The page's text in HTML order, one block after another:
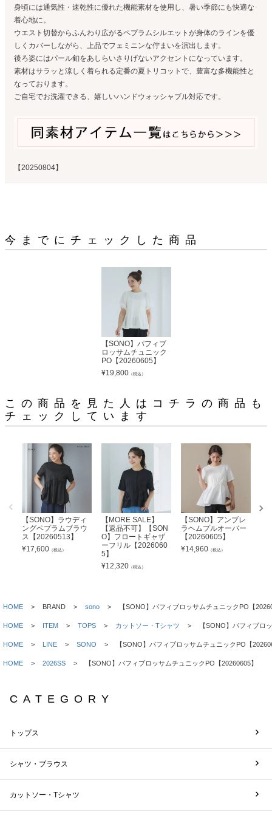
身頃には通気性・速乾性に優れた機能素材を使用し、暑い季節にも快適な
着心地に。
ウエスト切替からふんわり広がるペプラムシルエットが身体のラインを優
しくカバーしながら、上品でフェミニンな佇まいを演出します。
後ろ姿にはパール釦をあしらいさりげないアクセントになっています。
素材はサラッと涼しく着られる定番の夏トリコットで、豊富な多機能性と
なっております。
ご自宅でお洗濯できる、嬉しいハンドウォッシャブル対応です。
【20250804】
今までにチェックした商品
【SONO】パフィブ
ロッサムチュニック
PO【20260605】
¥19,800（税込）
この商品を見た人はコチラの商品も
チェックしています
【SONO】ラウディ
ングペプラムブラウ
ス【20260513】
¥17,600 （税込）
【MORE SALE】
【返品不可】【SON
O】フロートギャザ
ーフリル【2026060
5】
¥12,320 （税込）
【SONO】アンブレ
ラヘムプルオーバー
【20260605】
¥14,960 （税込）
HOME BRAND sono 【SONO】パフィブロッサムチュニックPO【
HOME ITEM TOPS カットソー・Tシャツ 【SONO】パフィブロ
HOME LINE SONO 【SONO】パフィブロッサムチュニックPO【
HOME 2026SS 【SONO】パフィブロッサムチュニックPO【20260605】
CATEGORY
トップス
シャツ・ブラウス
カットソー・Tシャツ